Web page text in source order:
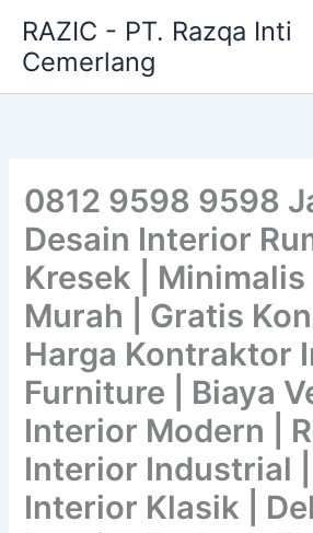
content
RAZIC - PT. Razqa Inti
Cemerlang
0812 9598 9598
Desain Interior
Kresek | Minimalis
Murah | Gratis
Harga Kontraktor
Furniture | Biaya
Interior Modern |
Interior Industrial
Interior Klasik |